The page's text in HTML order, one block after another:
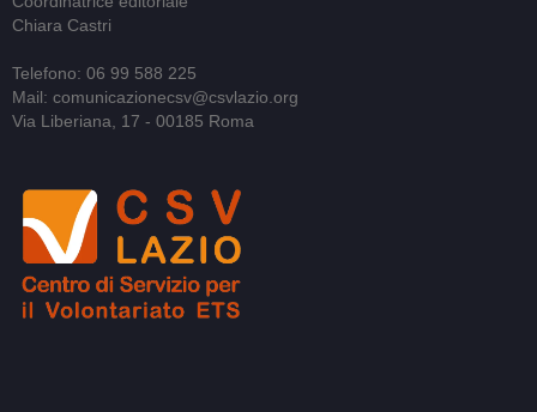
Chiara Castri
Telefono: 06 99 588 225
Mail: comunicazionecsv@csvlazio.org
Via Liberiana, 17 - 00185 Roma